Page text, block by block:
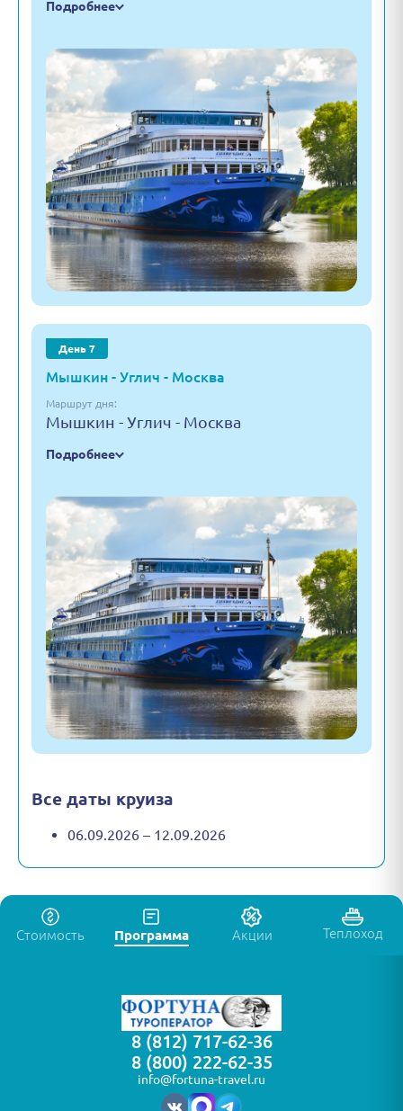
Подробнее
День 7
Мышкин - Углич - Москва
Маршрут дня:
Мышкин - Углич - Москва
Подробнее
Все даты круиза
06.09.2026 – 12.09.2026
Стоимость Программа Акции Теплоход
8 (812) 717-62-36
8 (800) 222-62-35
info@fortuna-travel.ru